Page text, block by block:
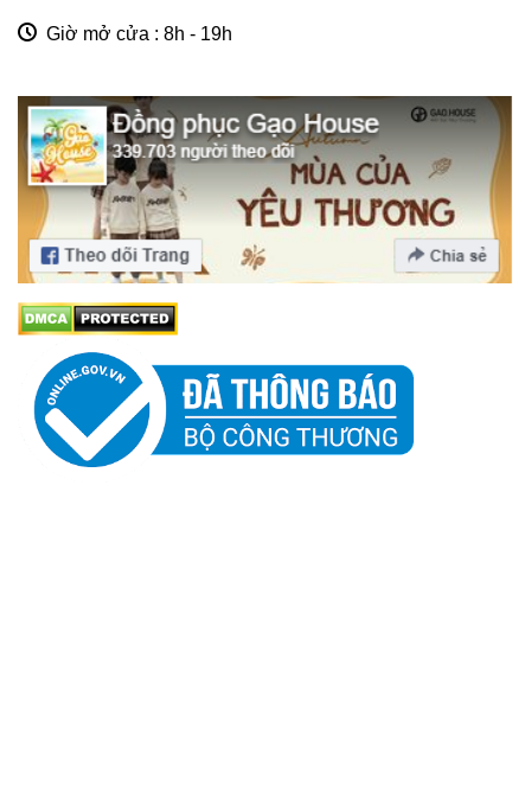
Giờ mở cửa : 8h - 19h